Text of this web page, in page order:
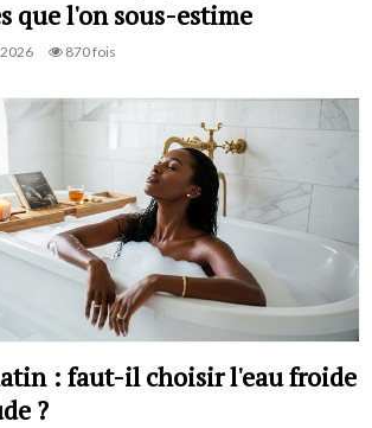
que l'on sous-estime
870 fois
: faut-il choisir l'eau froide
?